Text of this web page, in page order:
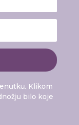
Klikom
bilo koje